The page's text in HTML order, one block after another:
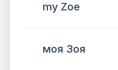
my Zoe
моя Зоя